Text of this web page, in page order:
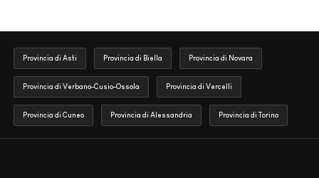
Provincia di Asti Provincia di Biella Provincia di Novara
Provincia di Verbano-Cusio-Ossola Provincia di Vercelli
Provincia di Cuneo Provincia di Alessandria Provincia di Torino